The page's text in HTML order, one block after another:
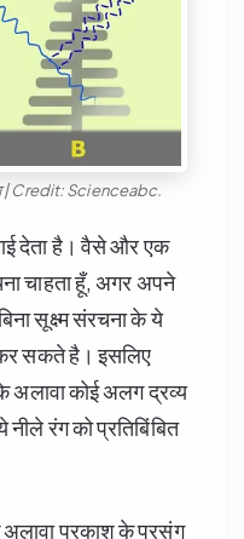
| Credit: Scienceabc.
देता है। वैसे और एक
चाहता हूँ, अगर अपने
सूक्ष्म संरचना के ये
कर सकते है। इसलिए
कोई अलग द्रव्य
नीले रंग को प्रतिबिंबित
अलावा प्रकाश के प्रसंग